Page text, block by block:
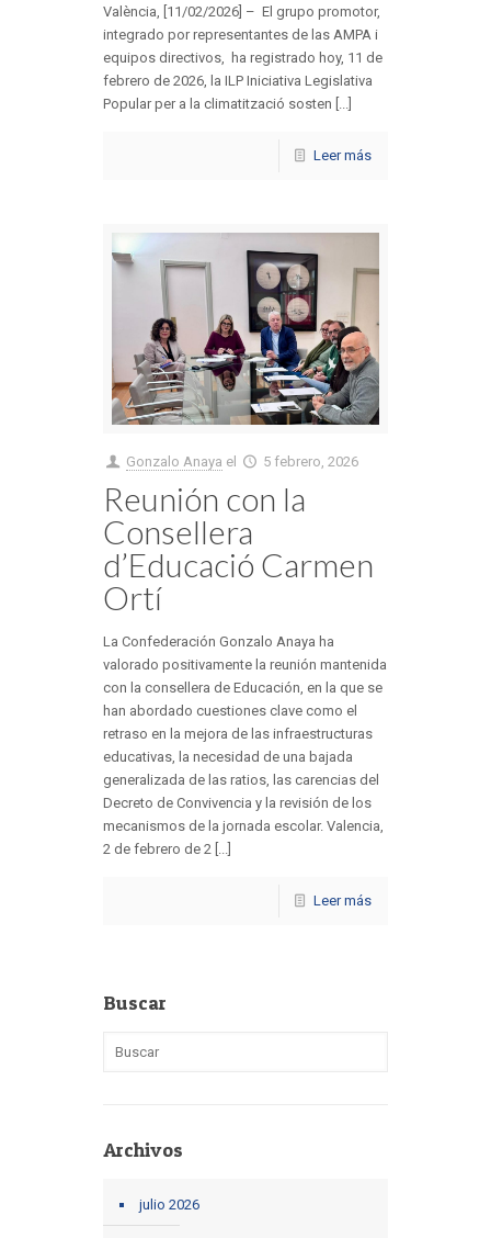
València, [11/02/2026] – El grupo promotor,
integrado por representantes de las AMPA i
equipos directivos, ha registrado hoy, 11 de
febrero de 2026, la ILP Iniciativa Legislativa
Popular per a la climatització sosten [...]
Leer más
Gonzalo Anaya el 5 febrero, 2026
Reunión con la
Consellera
d’Educació Carmen
Ortí
La Confederación Gonzalo Anaya ha
valorado positivamente la reunión mantenida
con la consellera de Educación, en la que se
han abordado cuestiones clave como el
retraso en la mejora de las infraestructuras
educativas, la necesidad de una bajada
generalizada de las ratios, las carencias del
Decreto de Convivencia y la revisión de los
mecanismos de la jornada escolar. Valencia,
2 de febrero de 2 [...]
Leer más
Buscar
Archivos
julio 2026